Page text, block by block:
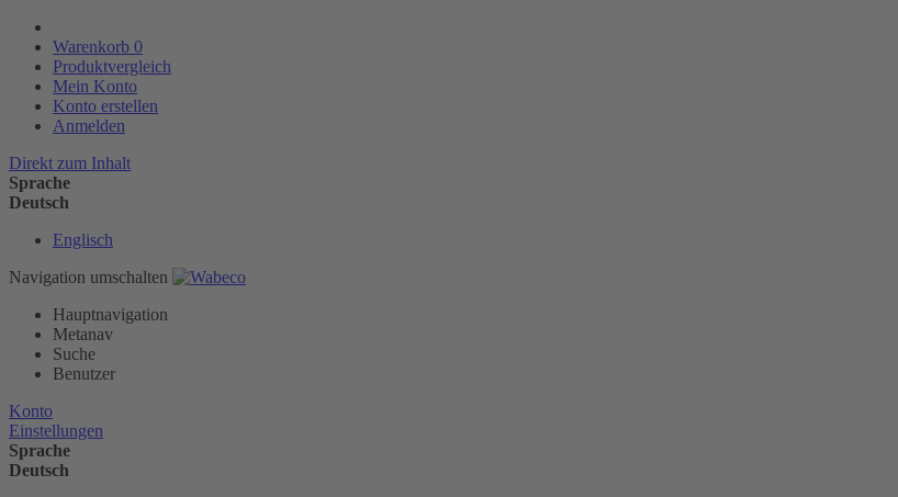
Warenkorb 0
Produktvergleich
Mein Konto
Konto erstellen
Anmelden
Direkt zum Inhalt
Sprache
Deutsch
Englisch
Navigation umschalten
Hauptnavigation
Metanav
Suche
Benutzer
Konto
Einstellungen
Sprache
Deutsch